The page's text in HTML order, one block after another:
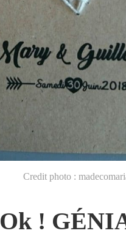
Credit photo :
Ok !